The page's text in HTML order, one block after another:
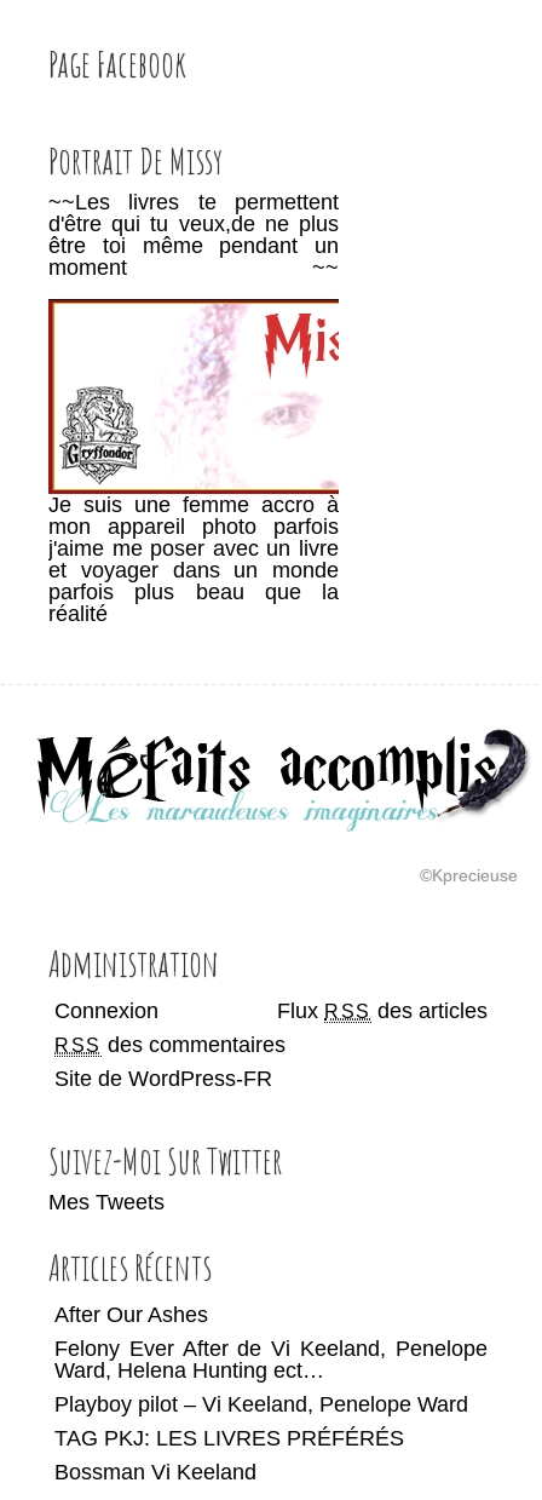
Page Facebook
Portrait De Missy
~~Les livres te permettent
d'être qui tu veux,de ne plus
être toi même pendant un
moment ~~
Je suis une femme accro à
mon appareil photo parfois
j'aime me poser avec un livre
et voyager dans un monde
parfois plus beau que la
réalité
©Kprecieuse
Administration
Connexion Flux RSS des articles
RSS des commentaires
Site de WordPress-FR
Suivez-Moi Sur Twitter
Mes Tweets
Articles Récents
After Our Ashes
Felony Ever After de Vi Keeland, Penelope
Ward, Helena Hunting ect…
Playboy pilot – Vi Keeland,‎ Penelope Ward
TAG PKJ: LES LIVRES PRÉFÉRÉS
Bossman Vi Keeland